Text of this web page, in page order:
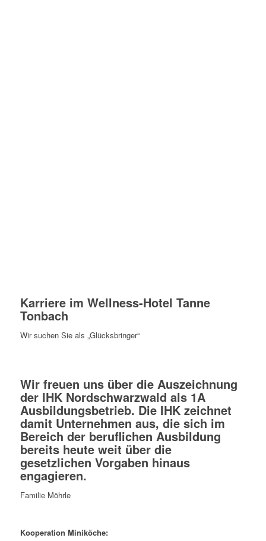
Karriere im Wellness-Hotel Tanne
Tonbach
Wir suchen Sie als „Glücksbringer“
Wir freuen uns über die Auszeichnung
der IHK Nordschwarzwald als 1A
Ausbildungsbetrieb. Die IHK zeichnet
damit Unternehmen aus, die sich im
Bereich der beruflichen Ausbildung
bereits heute weit über die
gesetzlichen Vorgaben hinaus
engagieren.
Familie Möhrle
Kooperation Miniköche: